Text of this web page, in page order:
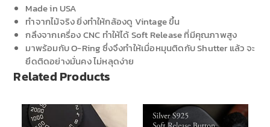
Made in USA
ทำจากไม้จริง ยิ่งทำให้กล้องดู Vintage ขึ้น
กลึงจากเครื่อง CNC ทำให้ได้ Soft Release ที่มีคุณภาพสูง
มาพร้อมกับ O-Ring ซึ่งจึงทำให้เมื่อหมุนติดกับ Shutter แล้ว จะ
ยึดติดอย่างมั่นคง ไม่หลุดง่าย
Related Products